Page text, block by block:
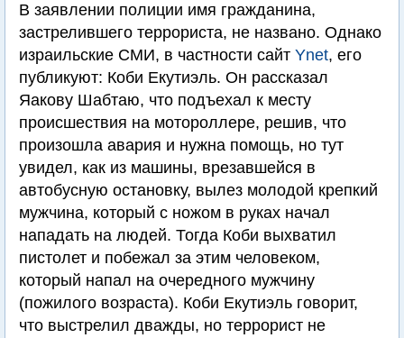
В заявлении полиции имя гражданина,
застрелившего террориста, не названо. Однако
израильские СМИ, в частности сайт Ynet, его
публикуют: Коби Екутиэль. Он рассказал
Яакову Шабтаю, что подъехал к месту
происшествия на мотороллере, решив, что
произошла авария и нужна помощь, но тут
увидел, как из машины, врезавшейся в
автобусную остановку, вылез молодой крепкий
мужчина, который с ножом в руках начал
нападать на людей. Тогда Коби выхватил
пистолет и побежал за этим человеком,
который напал на очередного мужчину
(пожилого возраста). Коби Екутиэль говорит,
что выстрелил дважды, но террорист не